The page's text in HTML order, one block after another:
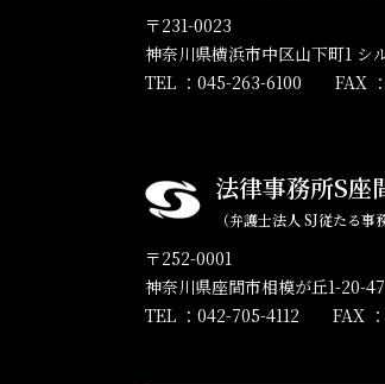
〒231-0023
神奈川県横浜市中区山下町1 シ
TEL ：045-263-6100 FAX ：
法律事務所S座
（弁護士法人 SJ従たる事
〒252-0001
神奈川県座間市相模が丘1-20-
TEL ：042-705-4112 FAX ：